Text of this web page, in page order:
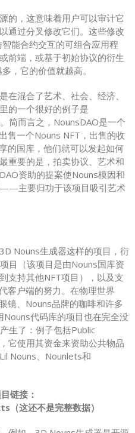
的，这意味着用户可以审计它
通过分叉修改它们。这些修改
能合约交互的可组合应用程
前端，或基于初始协议的衍生
，它的价值就越高。
在混合了艺术、社会、经济、
的一个很好的例子是
简而言之，NounsDAO是一个
售一个Nouns NFT，出售的收
的国库，他们就可以发起如何
重要的是，拍卖协议、艺术和
资助的提案使Nouns模因和
主要归功于该项目吸引艺术
Nouns生成器这样的项目，衍
目（该项目是由Nouns国库资
支持其他NFT项目），以及支
客户端的努力。在物理世界
镜、Nouns品牌的咖啡和许多
代码库的项目也在完全没
生了：例子包括Public
它使用其资金来资助公共物品
Nouns、Nounlets和
链接：
这还不是完整数据）